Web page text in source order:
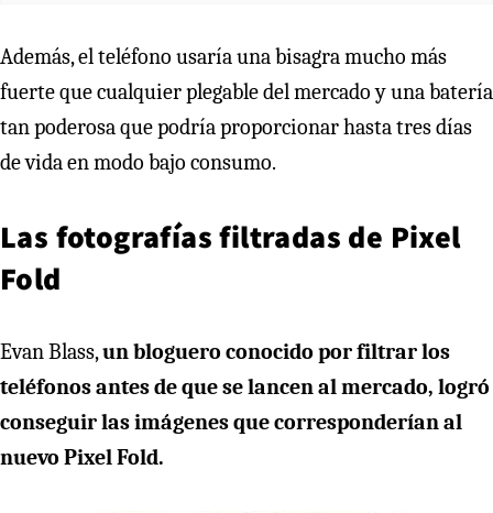
Además, el teléfono usaría una bisagra mucho más
fuerte que cualquier plegable del mercado y una batería
tan poderosa que podría proporcionar hasta tres días
de vida en modo bajo consumo.
Las fotografías filtradas de Pixel
Fold
Evan Blass,un bloguero conocido por filtrar los
teléfonos antes de que se lancen al mercado, logró
conseguir las imágenes que corresponderían al
nuevo Pixel Fold.